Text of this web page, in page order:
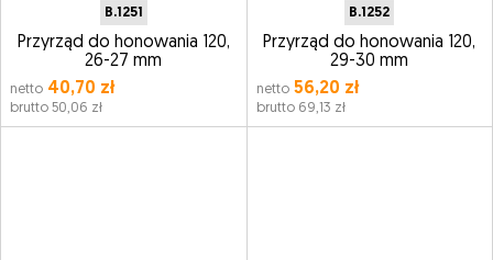
B.1251
Przyrząd do honowania 120,
26-27 mm
netto 40,70 zł
brutto 50,06 zł
B.1252
Przyrząd do honowania 120,
29-30 mm
netto56,20 zł
brutto 69,13 zł